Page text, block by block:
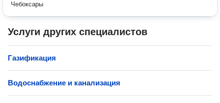
Чебоксары
Услуги других специалистов
Газификация
Водоснабжение и канализация